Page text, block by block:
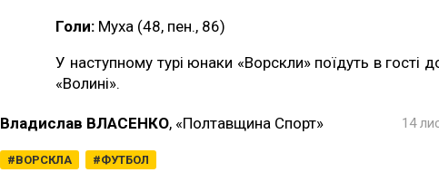
Голи: Муха (48, пен., 86)
У наступному турі юнаки «Ворскли» поїдуть в гості
«Волині».
Владислав ВЛАСЕНКО, «Полтавщина Спорт»
ВОРСКЛА ФУТБОЛ
14